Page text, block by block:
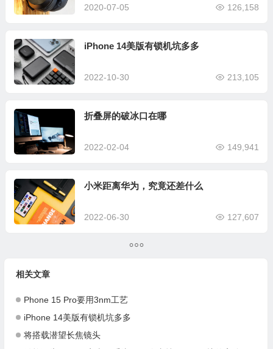
2020-07-05 126,158
iPhone 14美版有锁机坑多多
2022-10-30 213,105
折叠屏的破冰口在哪
2022-02-04 149,941
小米距离华为，究竟还差什么
2022-06-30 127,607
相关文章
Phone 15 Pro要用3nm工艺
iPhone 14美版有锁机坑多多
将搭载潜望长焦镜头